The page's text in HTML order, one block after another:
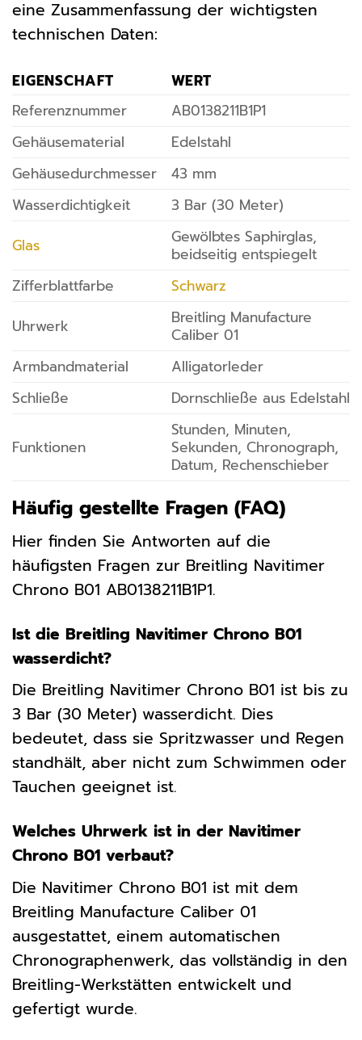
eine Zusammenfassung der wichtigsten
technischen Daten:
EIGENSCHAFT
WERT
Referenznummer
AB0138211B1P1
Gehäusematerial
Edelstahl
Gehäusedurchmesser
43 mm
Wasserdichtigkeit
3 Bar (30 Meter)
Glas
Gewölbtes Saphirglas,
beidseitig entspiegelt
Zifferblattfarbe
Schwarz
Uhrwerk
Breitling Manufacture
Caliber 01
Armbandmaterial
Alligatorleder
Schließe
Dornschließe aus Edelstahl
Funktionen
Stunden, Minuten,
Sekunden, Chronograph,
Datum, Rechenschieber
Häufig gestellte Fragen (FAQ)
Hier finden Sie Antworten auf die
häufigsten Fragen zur Breitling Navitimer
Chrono B01 AB0138211B1P1.
Ist die Breitling Navitimer Chrono B01
wasserdicht?
Die Breitling Navitimer Chrono B01 ist bis zu
3 Bar (30 Meter) wasserdicht. Dies
bedeutet, dass sie Spritzwasser und Regen
standhält, aber nicht zum Schwimmen oder
Tauchen geeignet ist.
Welches Uhrwerk ist in der Navitimer
Chrono B01 verbaut?
Die Navitimer Chrono B01 ist mit dem
Breitling Manufacture Caliber 01
ausgestattet, einem automatischen
Chronographenwerk, das vollständig in den
Breitling-Werkstätten entwickelt und
gefertigt wurde.